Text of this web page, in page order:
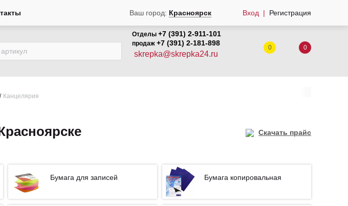
Ваш город: Красноярск Вход Регистрация
Отделы +7 (391) 2-911-101
продаж +7 (391) 2-181-898
skrepka@skrepka24.ru
0 0
Канцелярия
Скачать прайс
Бумага для записей Бумага копировальная